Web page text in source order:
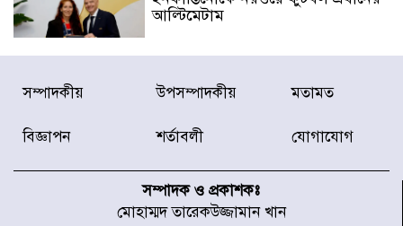
আল্টিমেটাম
দেশে ভারি বৃষ্টির সতর্কবার্তা, ১০
জেলায় বন্যার পূর্বাভাস
স্থাপনের উদ্যোগ চান মিয়া ব্যাপারীর
সম্পাদকীয় উপসম্পাদকীয় মতামত
বিজ্ঞাপন শর্তাবলী যোগাযোগ
সম্পাদক ও প্রকাশকঃ
মোহাম্মদ তারেকউজ্জামান খান